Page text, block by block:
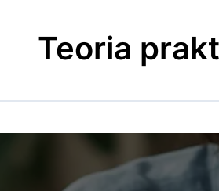
contentTeoria